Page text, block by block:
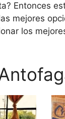
Entonces
mejores
los